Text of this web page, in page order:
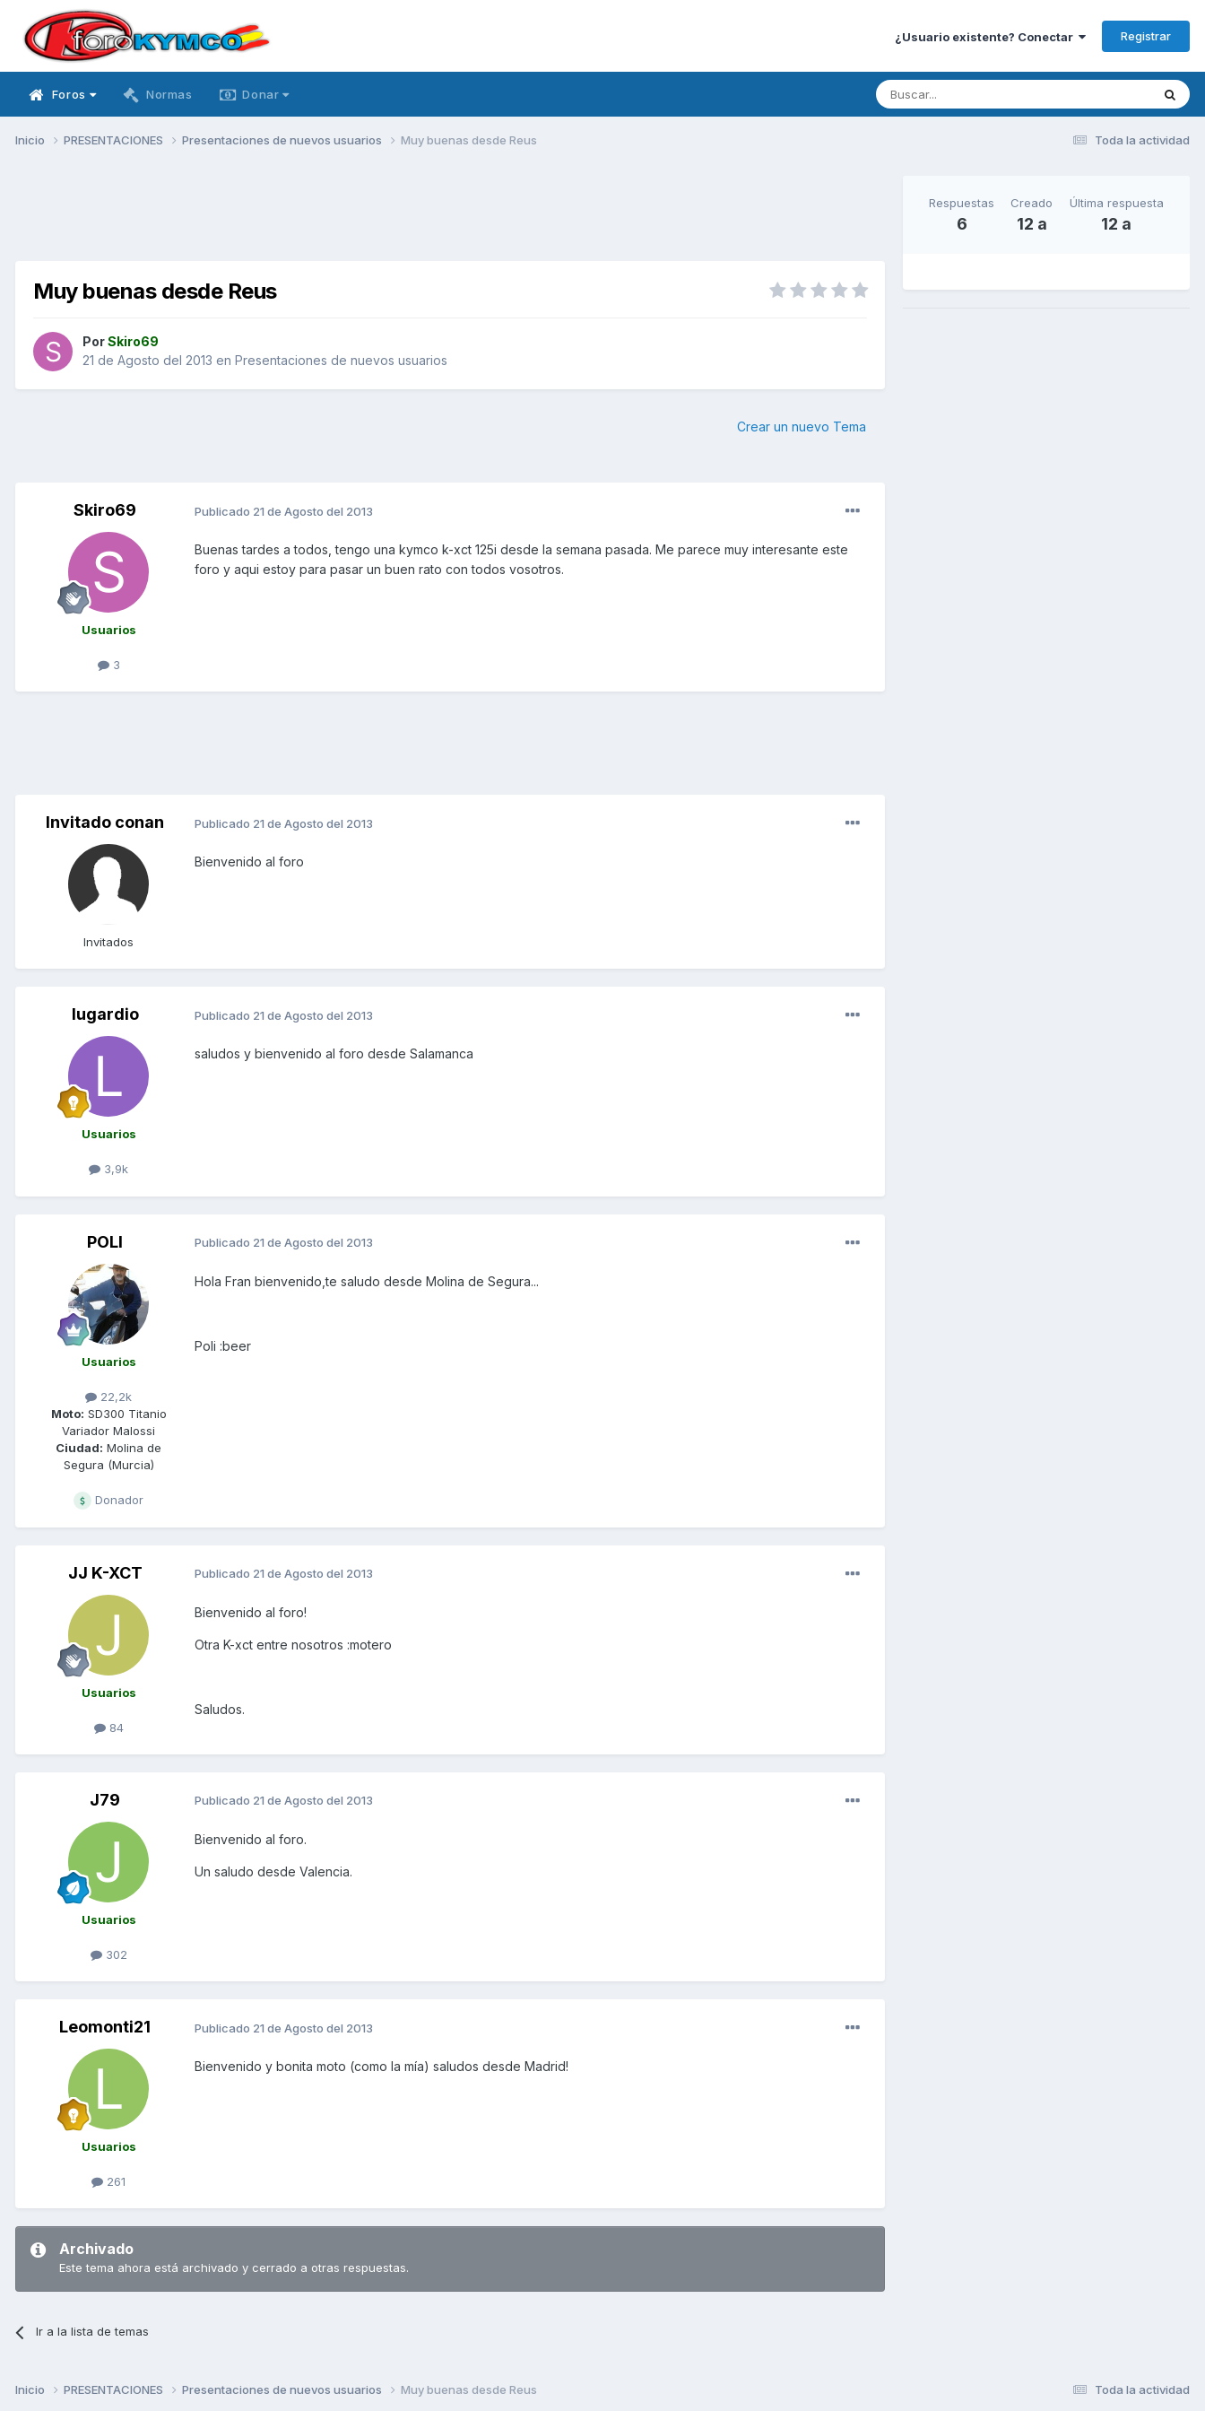
¿Usuario existente? Conectar Registrar
Foros Normas Donar
Toda la actividad
Inicio PRESENTACIONES Presentaciones de nuevos usuarios Muy buenas desde Reus
Muy buenas desde Reus
PorSkiro69
21 de Agosto del 2013 en Presentaciones de nuevos usuarios
Crear un nuevo Tema
Skiro69
Usuarios
3
Publicado 21 de Agosto del 2013
Buenas tardes a todos, tengo una kymco k-xct 125i desde la semana pasada. Me parece muy interesante este
foro y aqui estoy para pasar un buen rato con todos vosotros.
Invitado conan
Invitados
Publicado 21 de Agosto del 2013
Bienvenido al foro
lugardio
Usuarios
3,9k
Publicado 21 de Agosto del 2013
saludos y bienvenido al foro desde Salamanca
POLI
Usuarios
22,2k
Moto: SD300 Titanio
Variador Malossi
Ciudad: Molina de
Segura (Murcia)
Donador
Publicado 21 de Agosto del 2013
Hola Fran bienvenido,te saludo desde Molina de Segura...
Poli :beer
JJ K-XCT
Usuarios
84
Publicado 21 de Agosto del 2013
Bienvenido al foro!
Otra K-xct entre nosotros :motero
Saludos.
J79
Usuarios
302
Publicado 21 de Agosto del 2013
Bienvenido al foro.
Un saludo desde Valencia.
Leomonti21
Usuarios
261
Publicado 21 de Agosto del 2013
Bienvenido y bonita moto (como la mía) saludos desde Madrid!
Archivado
Este tema ahora está archivado y cerrado a otras respuestas.
Ir a la lista de temas
Respuestas
6
Creado
12 a
Última respuesta
12 a
Toda la actividad
Inicio PRESENTACIONES Presentaciones de nuevos usuarios Muy buenas desde Reus